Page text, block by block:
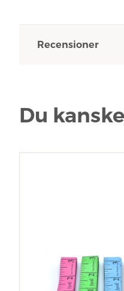
Recensioner
Du